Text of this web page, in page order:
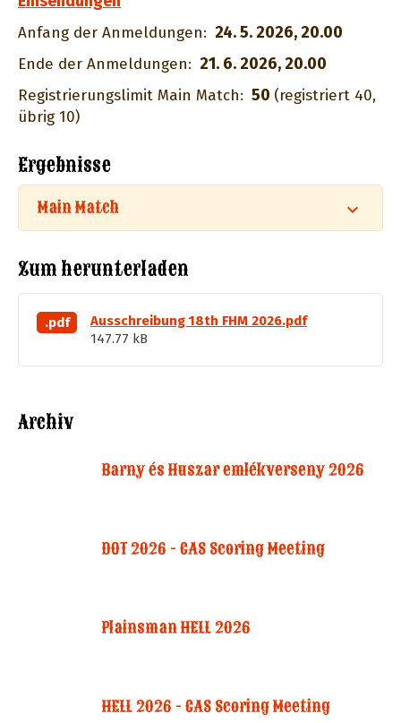
Anfang der Anmeldungen: 24. 5. 2026, 20.00
Ende der Anmeldungen: 21. 6. 2026, 20.00
Registrierungslimit Main Match: 50 (registriert 40,
übrig 10)
Ergebnisse
Main Match
Zum herunterladen
.pdf
Ausschreibung 18th FHM 2026.pdf
147.77 kB
Archiv
Barny és Huszar emlékverseny 2026
DOT 2026 - CAS Scoring Meeting
Plainsman HELL 2026
HELL 2026 - CAS Scoring Meeting